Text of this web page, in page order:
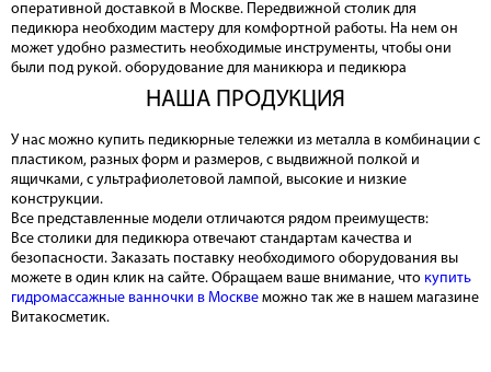
оперативной доставкой в Москве. Передвижной столик для
педикюра необходим мастеру для комфортной работы. На нем он
может удобно разместить необходимые инструменты, чтобы они
были под рукой. оборудование для маникюра и педикюра
НАША ПРОДУКЦИЯ
У нас можно купить педикюрные тележки из металла в комбинации с
пластиком, разных форм и размеров, с выдвижной полкой и
ящичками, с ультрафиолетовой лампой, высокие и низкие
конструкции.
Все представленные модели отличаются рядом преимуществ:
Все столики для педикюра отвечают стандартам качества и
безопасности. Заказать поставку необходимого оборудования вы
можете в один клик на сайте. Обращаем ваше внимание, что купить
гидромассажные ванночки в Москве можно так же в нашем магазине
Витакосметик.